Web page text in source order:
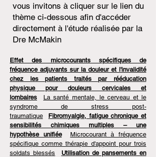
vous invitons à cliquer sur le lien du
thème ci-dessous afin d'accéder
directement à l'étude réalisée par la
Dre McMakin
Effet des microcourants spécifiques de
fréquence adjuvants sur la douleur et l'invalidité
chez les patients traités par rééducation
physique pour douleurs cervicales et
lombaires
La santé mentale, le cerveau et le
syndrome de stress post-
traumatique
Fibromyalgie, fatigue chronique et
sensibilités chimiques multiples – une
hypothèse unifiée
Microcourant à fréquence
spécifique comme thérapie d'appoint pour trois
soldats blessés
Utilisation de pansements en